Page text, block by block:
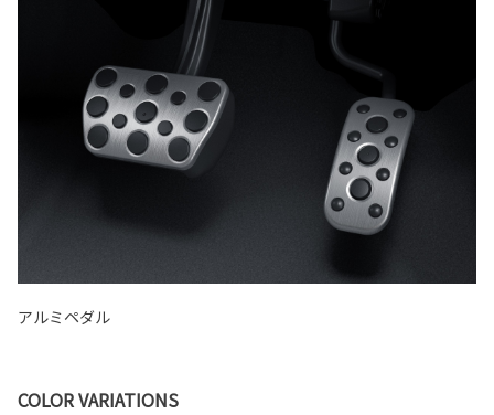
アルミペダル
COLOR VARIATIONS